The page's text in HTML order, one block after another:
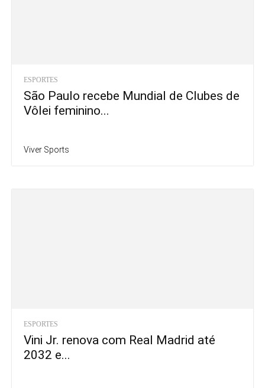
ESPORTES
São Paulo recebe Mundial de Clubes de
Vôlei feminino...
Viver Sports
ESPORTES
Vini Jr. renova com Real Madrid até
2032 e...